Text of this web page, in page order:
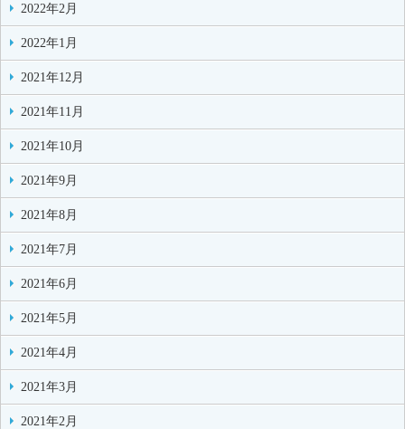
2022年2月
2022年1月
2021年12月
2021年11月
2021年10月
2021年9月
2021年8月
2021年7月
2021年6月
2021年5月
2021年4月
2021年3月
2021年2月